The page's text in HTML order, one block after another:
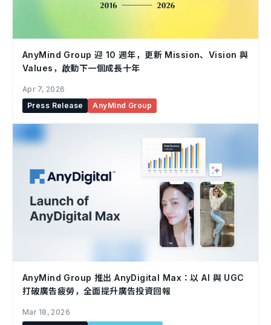
AnyMind Group 迎 10 週年，更新 Mission、Vision 與
Values，啟動下一個成長十年
Apr 7, 2026
Press Release
AnyMind Group
AnyMind Group 推出 AnyDigital Max：以 AI 與 UGC
打破廣告疲勞，全面提升廣告投資回報
Mar 18, 2026